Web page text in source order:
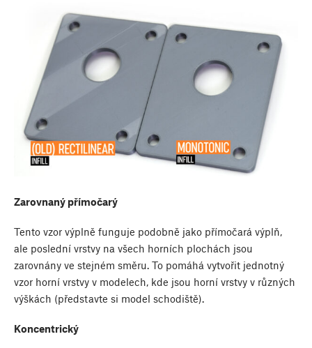
Zarovnaný přímočarý
Tento vzor výplně funguje podobně jako přímočará výplň,
ale poslední vrstvy na všech horních plochách jsou
zarovnány ve stejném směru. To pomáhá vytvořit jednotný
vzor horní vrstvy v modelech, kde jsou horní vrstvy v různých
výškách (představte si model schodiště).
Koncentrický